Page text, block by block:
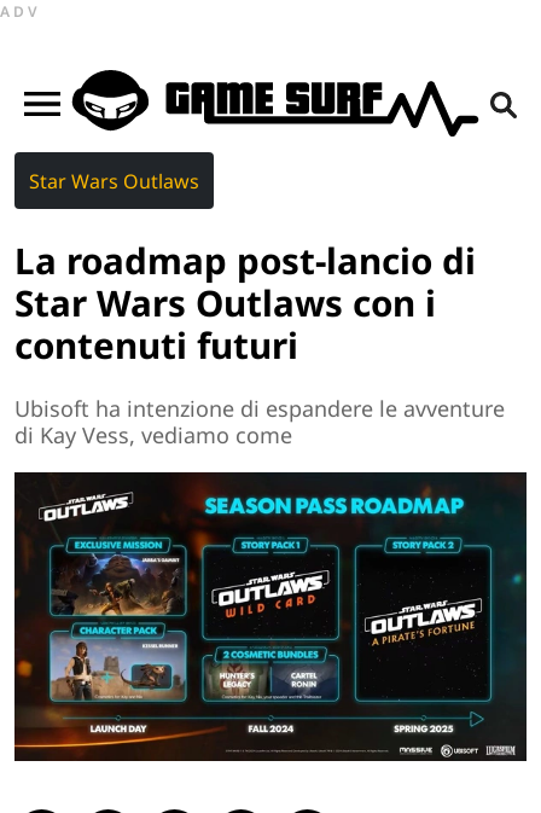
ADV
Star Wars Outlaws
La roadmap post-lancio di
Star Wars Outlaws con i
contenuti futuri
Ubisoft ha intenzione di espandere le avventure
di Kay Vess, vediamo come